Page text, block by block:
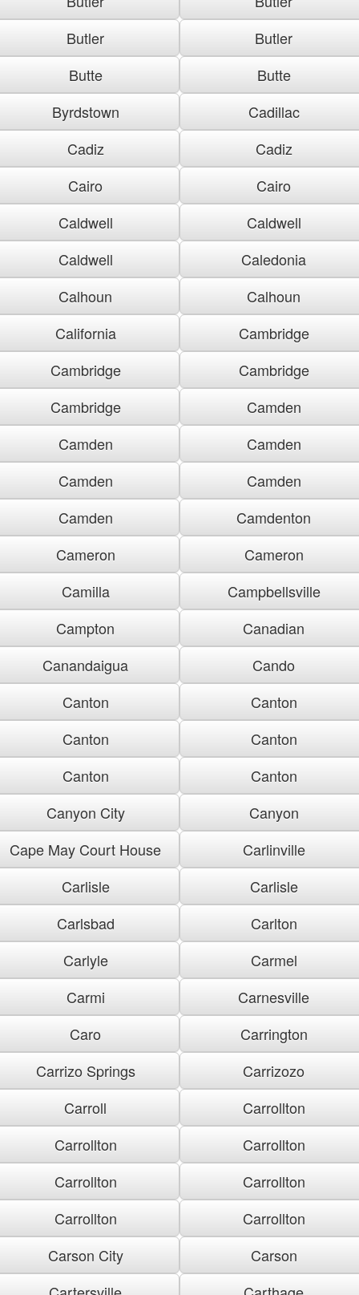
Butler
Butler
Butte
Butte
Byrdstown
Cadillac
Cadiz
Cadiz
Cairo
Cairo
Caldwell
Caldwell
Caldwell
Caledonia
Calhoun
Calhoun
California
Cambridge
Cambridge
Cambridge
Cambridge
Camden
Camden
Camden
Camden
Camden
Camden
Camdenton
Cameron
Cameron
Camilla
Campbellsville
Campton
Canadian
Canandaigua
Cando
Canton
Canton
Canton
Canton
Canton
Canton
Canyon City
Canyon
Cape May Court House
Carlinville
Carlisle
Carlisle
Carlsbad
Carlton
Carlyle
Carmel
Carmi
Carnesville
Caro
Carrington
Carrizo Springs
Carrizozo
Carroll
Carrollton
Carrollton
Carrollton
Carrollton
Carrollton
Carrollton
Carrollton
Carson City
Carson